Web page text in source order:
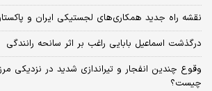
نقشه راه جدید همکاری‌های لجستیکی ایران و
درگذشت اسماعیل بابایی راغب بر اثر سانحه رانندگی
وقوع چندین انفجار و تیراندازی شدید در نزدیکی
چیست؟